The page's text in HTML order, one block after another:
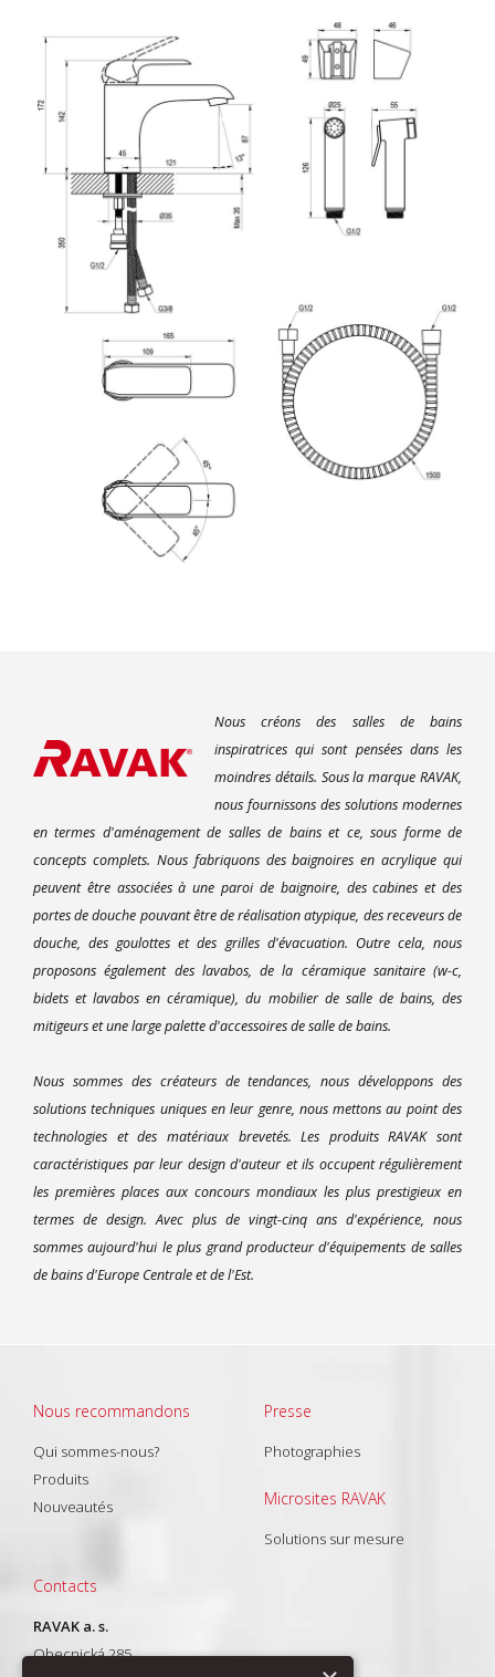
Nous créons des salles de bains
inspiratrices qui sont pensées dans les
moindres détails. Sous la marque RAVAK,
nous fournissons des solutions modernes
en termes d'aménagement de salles de bains et ce, sous forme de
concepts complets. Nous fabriquons des baignoires en acrylique qui
peuvent être associées à une paroi de baignoire, des cabines et des
portes de douche pouvant être de réalisation atypique, des receveurs de
douche, des goulottes et des grilles d'évacuation. Outre cela, nous
proposons également des lavabos, de la céramique sanitaire (w-c,
bidets et lavabos en céramique), du mobilier de salle de bains, des
mitigeurs et une large palette d'accessoires de salle de bains.
Nous sommes des créateurs de tendances, nous développons des
solutions techniques uniques en leur genre, nous mettons au point des
technologies et des matériaux brevetés. Les produits RAVAK sont
caractéristiques par leur design d'auteur et ils occupent régulièrement
les premières places aux concours mondiaux les plus prestigieux en
termes de design. Avec plus de vingt-cinq ans d'expérience, nous
sommes aujourd'hui le plus grand producteur d'équipements de salles
de bains d'Europe Centrale et de l'Est.
Nous recommandons
Qui sommes-nous?
Produits
Nouveautés
Presse
Photographies
Microsites RAVAK
Solutions sur mesure
Contacts
RAVAK a. s.
Obecnická 285